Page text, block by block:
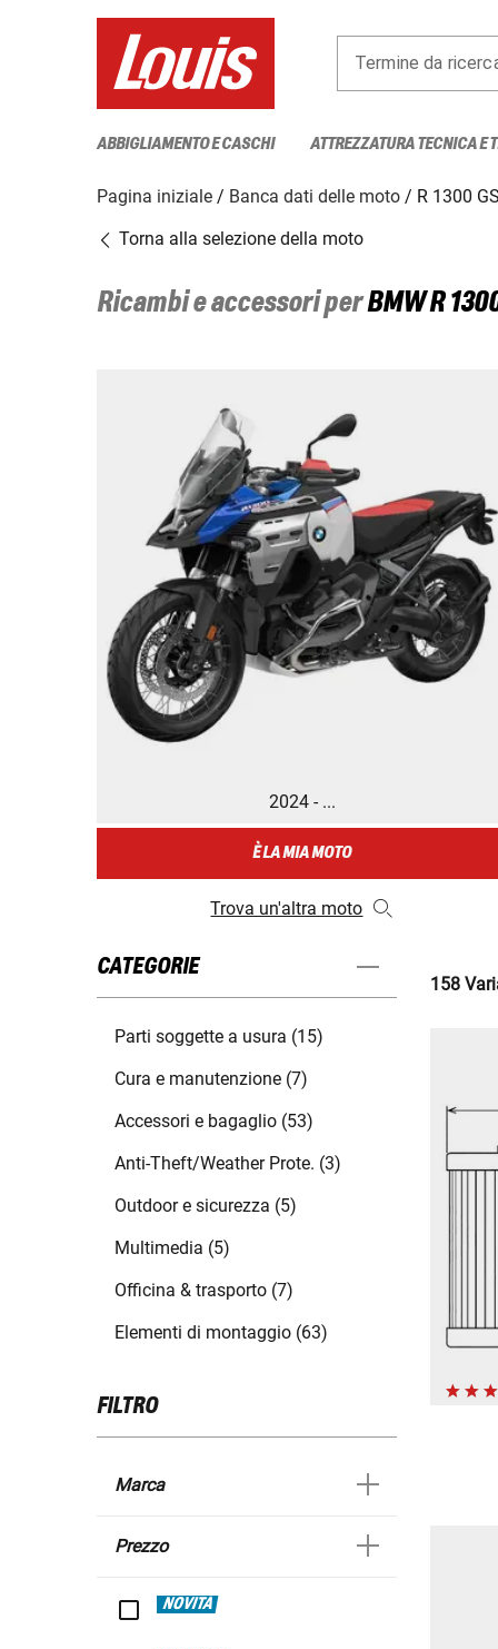
Termine da
ABBIGLIAMENTO E CASCHI ATTREZZATURA TECNICA E
Pagina iniziale Banca dati delle moto
R 1300
Torna alla selezione della moto
Ricambi e accessori perBMWR
2024 - ...
È LA MIA MOTO
Trova un'altra moto
CATEGORIE
Parti soggette a usura (15)
Cura e manutenzione (7)
Accessori e bagaglio (53)
Anti-Theft/Weather Prote. (3)
Outdoor e sicurezza (5)
Multimedia (5)
Officina & trasporto (7)
Elementi di montaggio (63)
FILTRO
Marca
Prezzo
NOVITÀ
158